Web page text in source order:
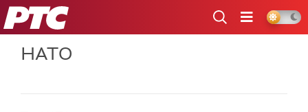
РТС
НАТО